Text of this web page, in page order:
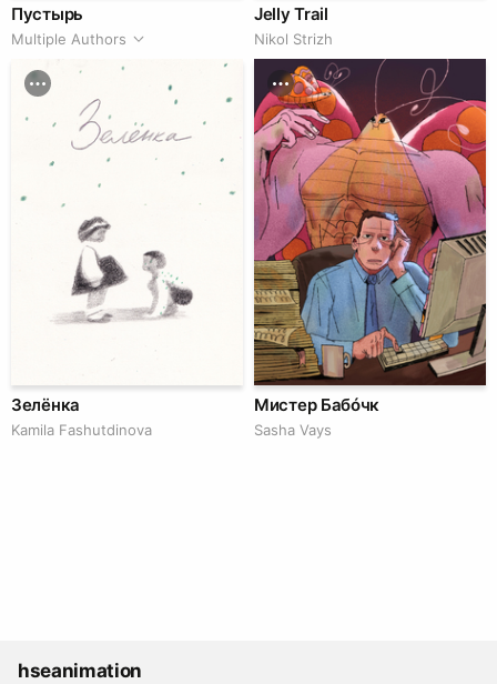
Пустырь
Multiple Authors
Jelly Trail
Nikol Strizh
Зелёнка
Kamila Fashutdinova
Мистер Бабóчк
Sasha Vays
hseanimation